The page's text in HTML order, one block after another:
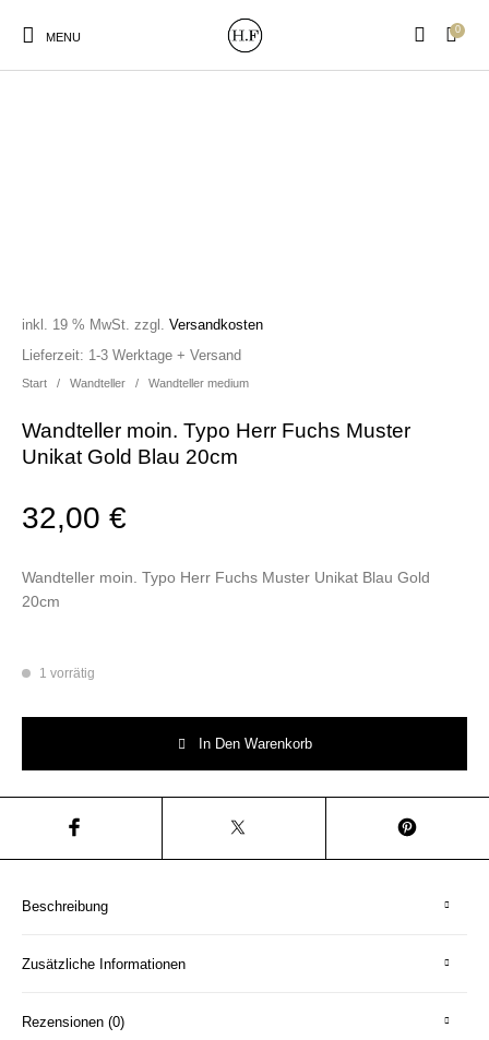
MENU
0
Start / Wandteller / Wandteller medium
Wandteller moin. Typo Herr Fuchs Muster
Unikat Gold Blau 20cm
32,00€
inkl. 19 % MwSt. zzgl.Versandkosten
Wandteller moin. Typo Herr Fuchs Muster Unikat Blau Gold
20cm
Lieferzeit: 1-3 Werktage + Versand
1 vorrätig
In Den Warenkorb
Beschreibung
Zusätzliche Informationen
Rezensionen (0)